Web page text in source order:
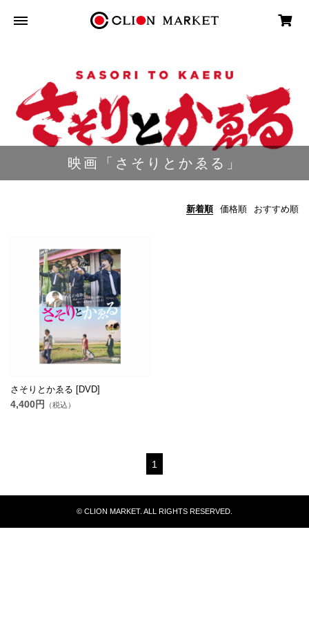
映画「さそりとかゑる」
新着順 価格順 おすすめ順
さそりとかゑる [DVD]
4,400円 （税込）
1
© CLION MARKET. ALL RIGHTS RESERVED.